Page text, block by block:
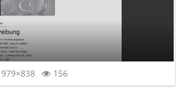
979×838 156